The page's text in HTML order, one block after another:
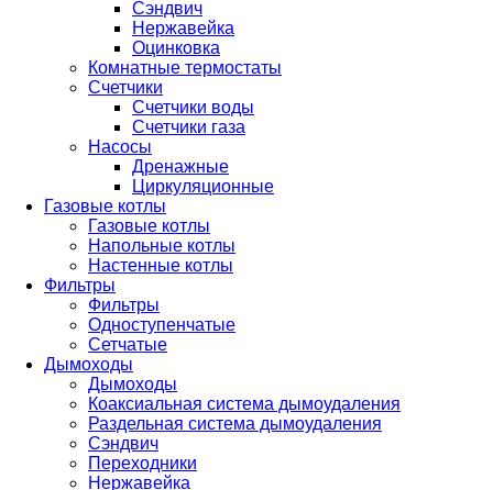
Сэндвич
Нержавейка
Оцинковка
Комнатные термостаты
Счетчики
Счетчики воды
Счетчики газа
Насосы
Дренажные
Циркуляционные
Газовые котлы
Газовые котлы
Напольные котлы
Настенные котлы
Фильтры
Фильтры
Одноступенчатые
Сетчатые
Дымоходы
Дымоходы
Коаксиальная система дымоудаления
Раздельная система дымоудаления
Сэндвич
Переходники
Нержавейка